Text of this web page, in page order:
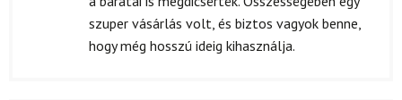
szuper vásárlás volt, és biztos vagyok benne,
hogy még hosszú ideig kihasználja.